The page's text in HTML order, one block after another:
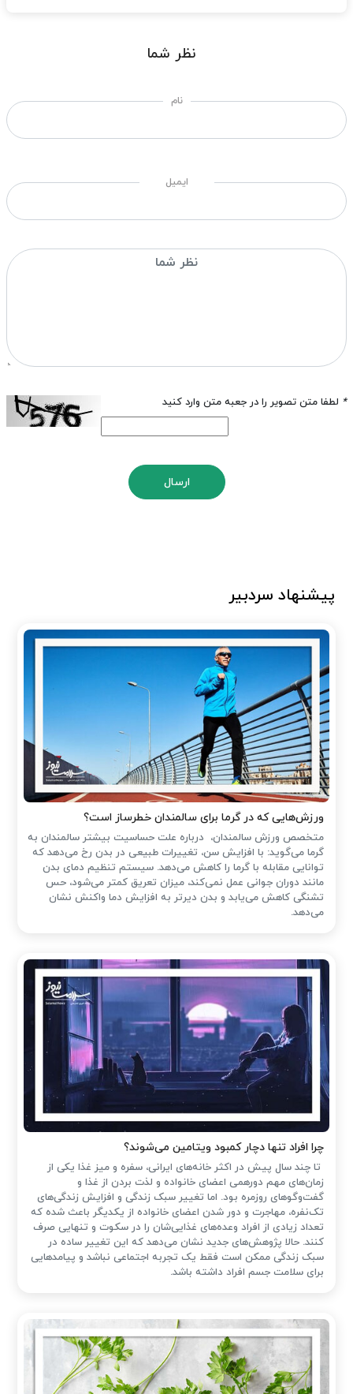
نظر شما
نام
ایمیل
* لطفا متن تصویر را در جعبه متن وارد کنید
ارسال
پیشنهاد سردبیر
ورزش‌هایی که در گرما برای سالمندان خطرساز است؟
متخصص ورزش سالمندان، درباره علت حساسیت بیشتر سالمندان به
گرما می‌گوید: با افزایش سن، تغییرات طبیعی در بدن رخ می‌دهد که
توانایی مقابله با گرما را کاهش می‌دهد. سیستم تنظیم دمای بدن
مانند دوران جوانی عمل نمی‌کند، میزان تعریق کمتر می‌شود، حس
تشنگی کاهش می‌یابد و بدن دیرتر به افزایش دما واکنش نشان
می‌دهد.
چرا افراد تنها دچار کمبود ویتامین می‌شوند؟
تا چند سال پیش در اکثر خانه‌های ایرانی، سفره و میز غذا یکی از
زمان‌های مهم دورهمی اعضای خانواده و لذت بردن از غذا و
گفت‌وگوهای روزمره بود. اما تغییر سبک زندگی و افزایش زندگی‌های
تک‌نفره، مهاجرت و دور شدن اعضای خانواده از یکدیگر باعث شده که
تعداد زیادی از افراد وعده‌های غذایی‌شان را در سکوت و تنهایی صرف
کنند. حالا پژوهش‌های جدید نشان می‌دهد که این تغییر ساده در
سبک زندگی ممکن است فقط یک تجربه اجتماعی نباشد و پیامدهایی
برای سلامت جسم افراد داشته باشد.